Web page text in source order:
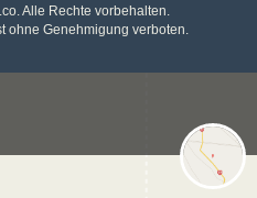
Alle Rechte vorbehalten.
ohne Genehmigung verboten.